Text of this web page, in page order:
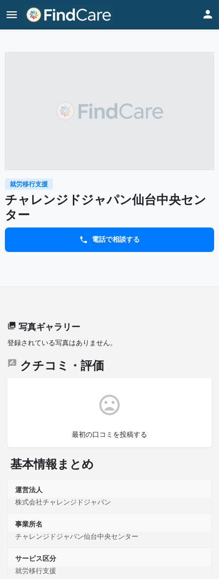
Home Listings チャレンジドジャパン仙台中央センター
就労移行支援
チャレンジドジャパン仙台中央セン
ター
電話で相談する
写真ギャラリー
登録されている写真はありません。
クチコミ・評価
最初の口コミを投稿する
基本情報まとめ
運営法人
株式会社チャレンジドジャパン
事業所名
チャレンジドジャパン仙台中央センター
サービス区分
就労移行支援